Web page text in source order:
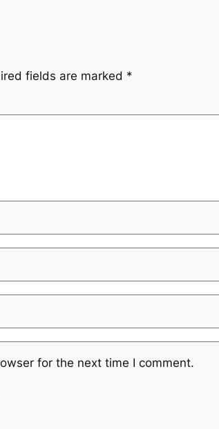
fields are marked *
for the next time I comment.